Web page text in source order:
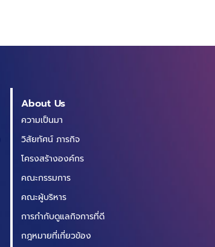
About Us
ความเป็นมา
วิสัยทัศน์ ภารกิจ
โครงสร้างองค์กร
คณะกรรมการ
คณะผู้บริหาร
การกำกับดูแลกิจการที่ดี
กฎหมายที่เกี่ยวข้อง